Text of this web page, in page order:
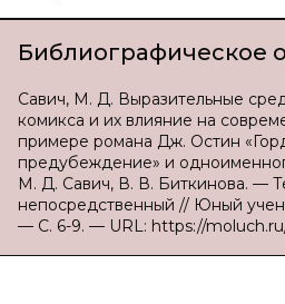
Библиографическое
Савич, М. Д. Выразительные
комикса и их влияние на
примере романа Дж. Остин
предубеждение» и
М. Д. Савич, В. В. Биткинова. —
непосредственный // Юный
— С. 6-9. — URL: https://